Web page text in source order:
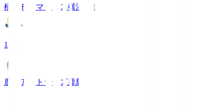
横浜Ｆ・マリノス横浜FM
19:26
鹿島アントラーズ鹿島